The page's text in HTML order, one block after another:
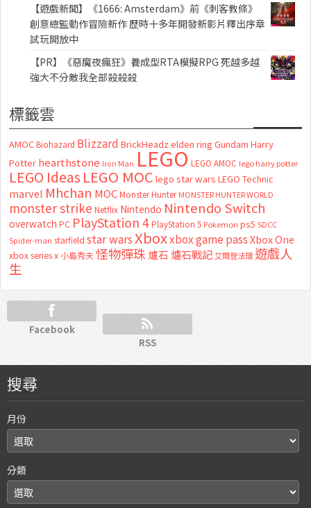
【遊戲新聞】《1666: Amsterdam》前《刺客教條》
創意總監動作冒險新作 歷時十多年開發新影片釋出序章
試玩開放中
【PR】《惡魔夜瘋狂》養成型RTA模擬RPG 死越多越
強大不分敵我全部殺殺殺
標籤雲
AMOC Biohazard Blizzard BrickHeadz elden ring Gundam Harry
Potter hearthstone Iron Man LEGO LEGO AMOC lego harry potter
LEGO Ideas LEGO MOC lego star wars LEGO Technic
marvel Mhchan MOC Monster Hunter MONSTER HUNTER WORLD
monster strike Netflix Nintendo Nintendo Switch
overwatch PC PlayStation 4 PlayStation 5 Pokemon ps5 SDCC
Spider-man starfield star wars Xboxxbox game passXbox One
xbox series x 小島秀夫怪物彈珠 爐石 爐石戰記艾爾登法環 遊戲人
生
Facebook
RSS
搜尋
月份
分類